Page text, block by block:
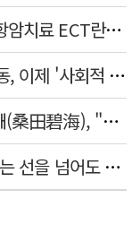
수술이 어려운 반려동물 종양, 전기 항암치료 ECT란? [반려동물 건강톡톡]
[이정식의 시대의 창]폭염 속 이동노동, 이제 '사회적 위험 관리'로 전환할 때
[뉴스로 보는 고사성어]<32>상전벽해(桑田碧海), "뽕나무밭이 푸른 바다가 되었다."
[김종섭의 광고 이야기] 광고를 할 때는 선을 넘어도 좋습니다.